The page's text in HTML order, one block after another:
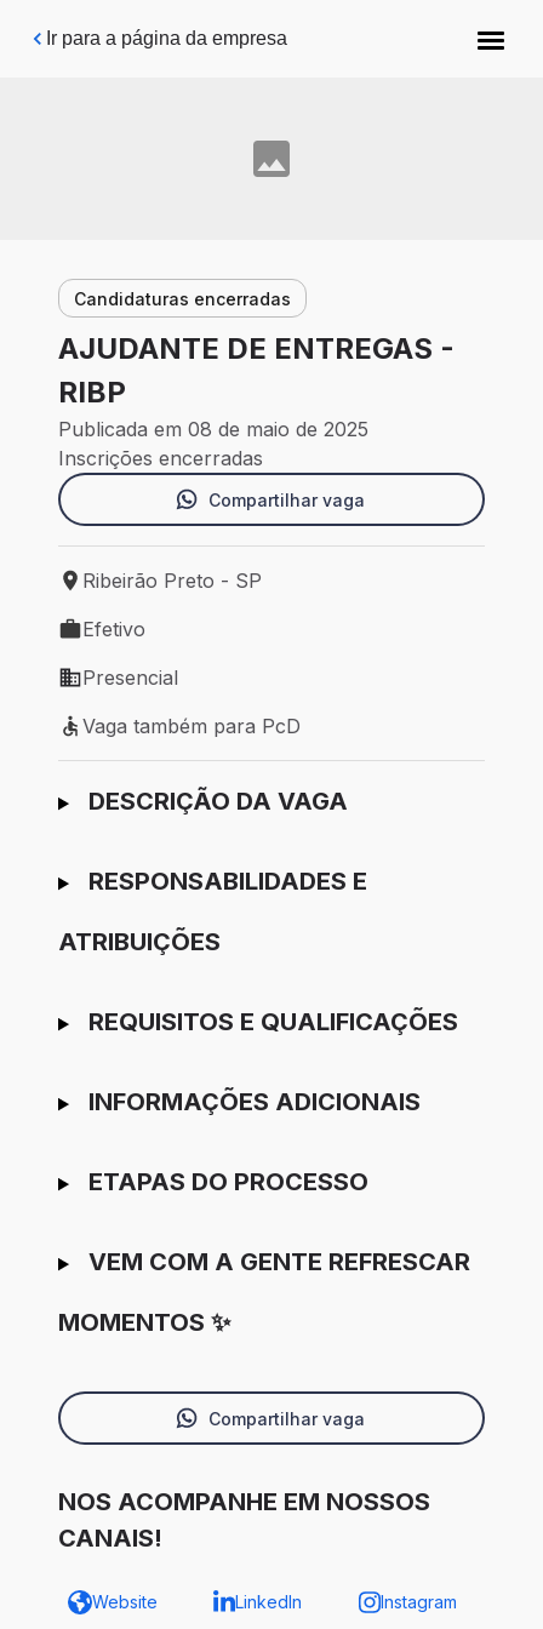
Pular para o conteúdo principal
Ir para a página da empresa
Candidaturas encerradas
AJUDANTE DE ENTREGAS -
RIBP
Publicada em 08 de maio de 2025
Inscrições encerradas
Compartilhar vaga
Local de trabalho: Ribeirão Preto - SP
Ribeirão Preto - SP
Tipo de vaga: Efetivo
Efetivo
Modelo de trabalho: Presencial
Presencial
Vaga também para PcD
Vaga também para PcD
Ir para candidatura
DESCRIÇÃO DA VAGA
RESPONSABILIDADES E
ATRIBUIÇÕES
REQUISITOS E QUALIFICAÇÕES
INFORMAÇÕES ADICIONAIS
ETAPAS DO PROCESSO
VEM COM A GENTE REFRESCAR
MOMENTOS ✨
Compartilhar vaga
NOS ACOMPANHE EM NOSSOS
CANAIS!
Website LinkedIn Instagram